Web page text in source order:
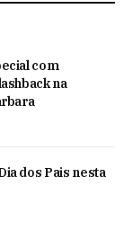
com
na
dos Pais nesta